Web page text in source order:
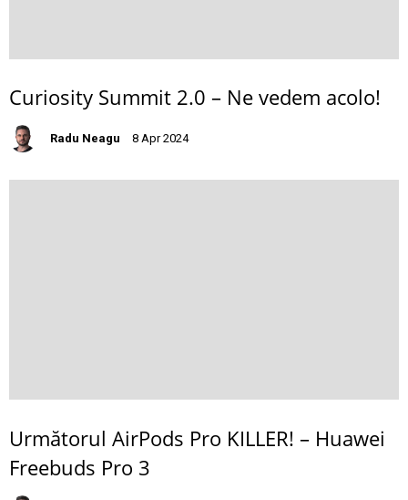
Curiosity Summit 2.0 – Ne vedem acolo!
Radu Neagu 8 Apr 2024
Următorul AirPods Pro KILLER! – Huawei
Freebuds Pro 3